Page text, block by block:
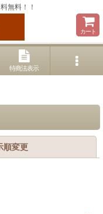
無料！！
カート
特商法表示
順変更